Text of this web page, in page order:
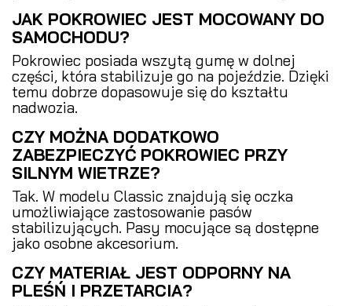
JAK POKROWIEC JEST MOCOWANY DO
SAMOCHODU?
Pokrowiec posiada wszytą gumę w dolnej
części, która stabilizuje go na pojeździe. Dzięki
temu dobrze dopasowuje się do kształtu
nadwozia.
CZY MOŻNA DODATKOWO
ZABEZPIECZYĆ POKROWIEC PRZY
SILNYM WIETRZE?
Tak. W modelu Classic znajdują się oczka
umożliwiające zastosowanie pasów
stabilizujących. Pasy mocujące są dostępne
jako osobne akcesorium.
CZY MATERIAŁ JEST ODPORNY NA
PLEŚŃ I PRZETARCIA?